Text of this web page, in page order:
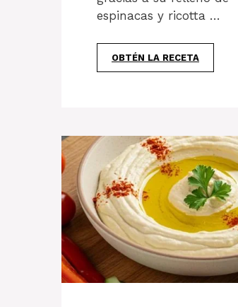
espinacas y ricotta …
OBTÉN LA RECETA